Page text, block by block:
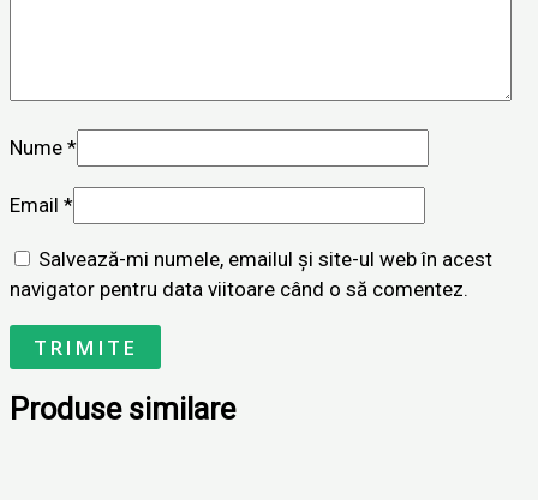
Nume *
Email *
Salvează-mi numele, emailul și site-ul web în acest
navigator pentru data viitoare când o să comentez.
Produse similare